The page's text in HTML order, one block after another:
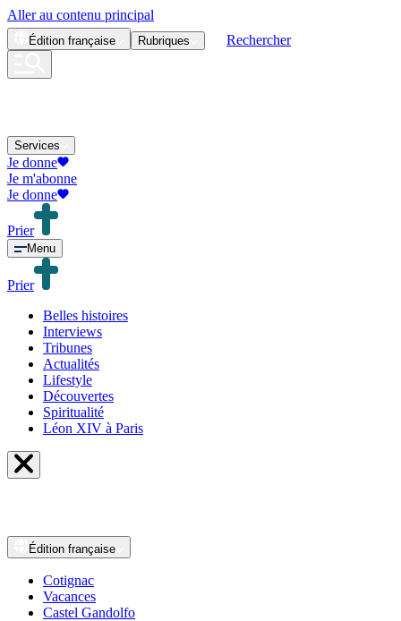
Aller au contenu principal
Édition française Rubriques Rechercher
Services
Je donne
Je m'abonne
Je donne
Prier
Menu
Prier
Belles histoires
Interviews
Tribunes
Actualités
Lifestyle
Découvertes
Spiritualité
Léon XIV à Paris
Édition française
Cotignac
Vacances
Castel Gandolfo